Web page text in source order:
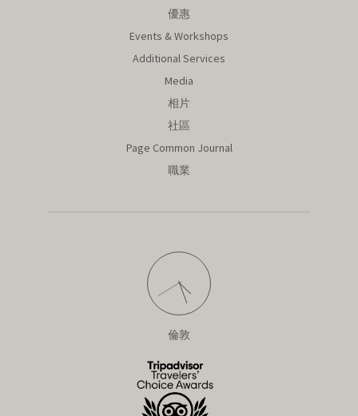
優惠
Events & Workshops
Additional Services
Media
相片
社區
Page Common Journal
職業
倫敦